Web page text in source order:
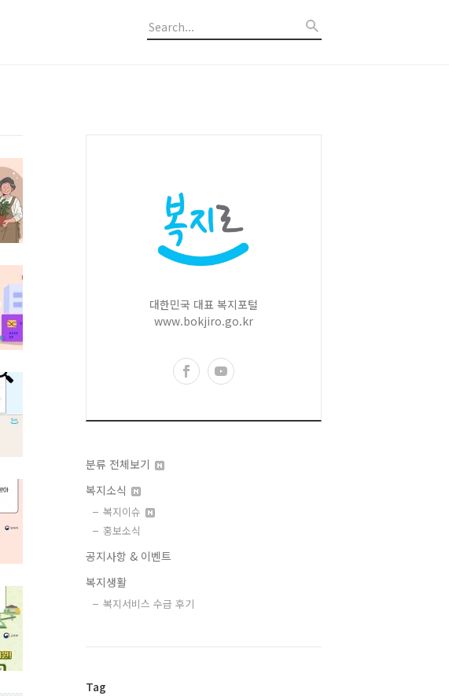
대한민국 대표 복지포털
www.bokjiro.go.kr
분류 전체보기
복지소식
복지이슈
홍보소식
공지사항 & 이벤트
복지생활
복지서비스 수급 후기
Tag